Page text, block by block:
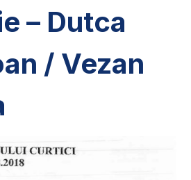
– Dutca
/ Vezan